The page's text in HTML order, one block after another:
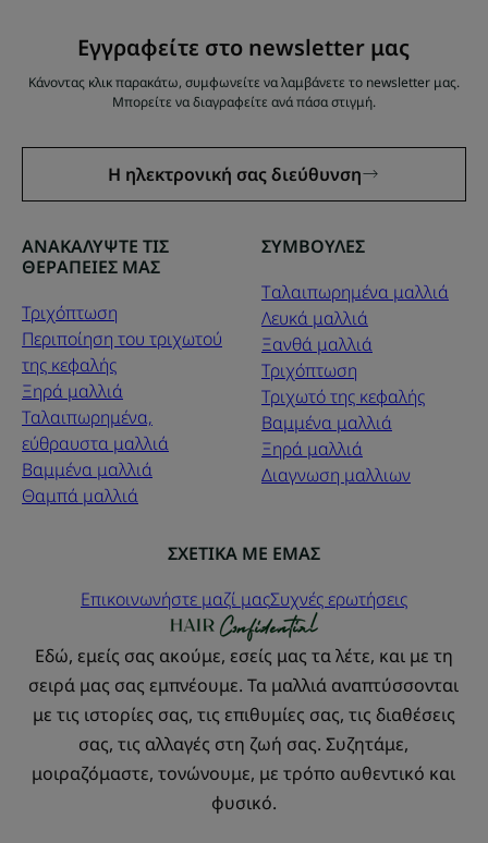
Εγγραφείτε στο newsletter μας
Κάνοντας κλικ παρακάτω, συμφωνείτε να λαμβάνετε το newsletter μας.
Μπορείτε να διαγραφείτε ανά πάσα στιγμή.
Η ηλεκτρονική σας διεύθυνση
ΑΝΑΚΑΛΥΨΤΕ ΤΙΣ
ΘΕΡΑΠΕΙΕΣ ΜΑΣ
Τριχόπτωση
Περιποίηση του τριχωτού
της κεφαλής
Ξηρά μαλλιά
Ταλαιπωρημένα,
εύθραυστα μαλλιά
Βαμμένα μαλλιά
Θαμπά μαλλιά
ΣΥΜΒΟΥΛΕΣ
Tαλαιπωρημένα μαλλιά
Λευκά μαλλιά
Ξανθά μαλλιά
Τριχόπτωση
Τριχωτό της κεφαλής
Βαμμένα μαλλιά
Ξηρά μαλλιά
Διαγνωση μαλλιων
ΣΧΕΤΙΚΑ ΜΕ ΕΜΑΣ
Επικοινωνήστε μαζί μαςΣυχνές ερωτήσεις
Εδώ, εμείς σας ακούμε, εσείς μας τα λέτε, και με τη
σειρά μας σας εμπνέουμε. Τα μαλλιά αναπτύσσονται
με τις ιστορίες σας, τις επιθυμίες σας, τις διαθέσεις
σας, τις αλλαγές στη ζωή σας. Συζητάμε,
μοιραζόμαστε, τονώνουμε, με τρόπο αυθεντικό και
φυσικό.